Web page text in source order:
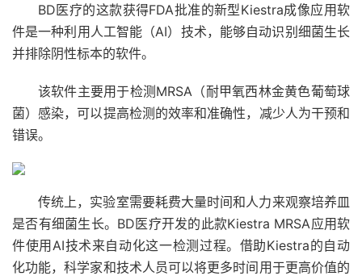
BD医疗的这款获得FDA批准的新型Kiestra成像应用软
件是一种利用人工智能（AI）技术，能够自动识别细菌生长
并排除阴性标本的软件。
该软件主要用于检测MRSA（耐甲氧西林金黄色葡萄球
菌）感染，可以提高检测的效率和准确性，减少人为干预和
错误。
传统上，实验室需要耗费大量时间和人力来观察培养皿
是否有细菌生长。 BD医疗开发的此款Kiestra MRSA应用软
件使用AI技术来自动化这一检测过程。借助Kiestra的自动
化功能，科学家和技术人员可以将更多时间用于更高价值的